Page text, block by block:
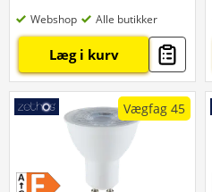
Webshop Alle butikker
Læg i kurv
Vægfag 45